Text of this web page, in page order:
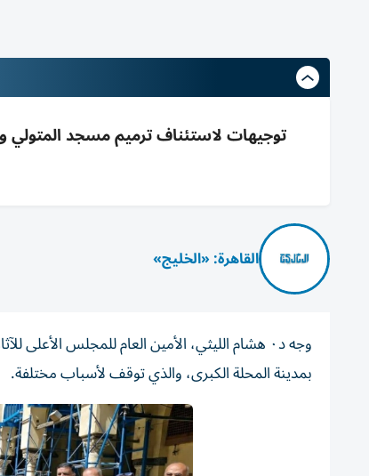
توجيهات لاستئناف ترميم مسجد المتولي
القاهرة: «الخليج»
وجه د٠ هشام الليثي، الأمين العام للمجلس
بمدينة المحلة الكبرى، والذي توقف لأسباب مختلفة.